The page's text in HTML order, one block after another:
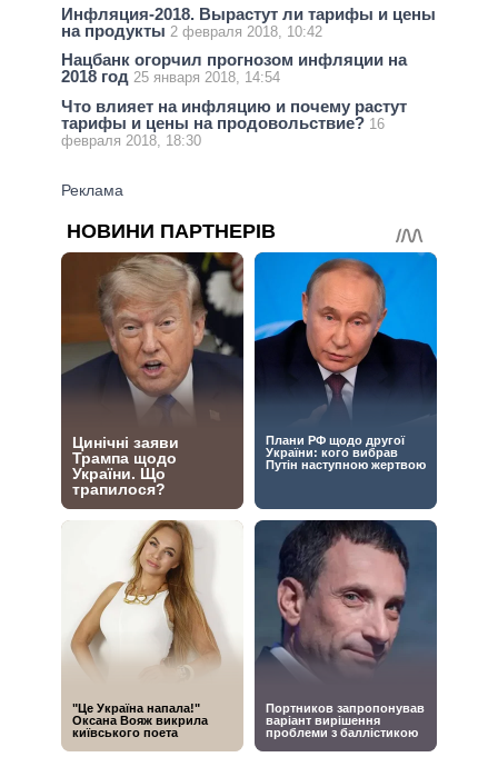
Инфляция-2018. Вырастут ли тарифы и цены
на продукты 2 февраля 2018, 10:42
Нацбанк огорчил прогнозом инфляции на
2018 год 25 января 2018, 14:54
Что влияет на инфляцию и почему растут
тарифы и цены на продовольствие? 16
февраля 2018, 18:30